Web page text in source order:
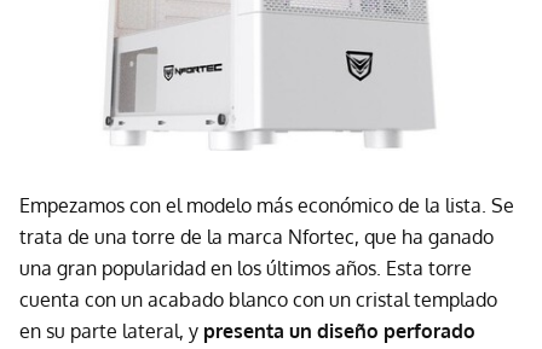
Empezamos con el modelo más económico de la lista. Se
trata de una torre de la marca Nfortec, que ha ganado
una gran popularidad en los últimos años. Esta torre
cuenta con un acabado blanco con un cristal templado
en su parte lateral, y presenta un diseño perforado